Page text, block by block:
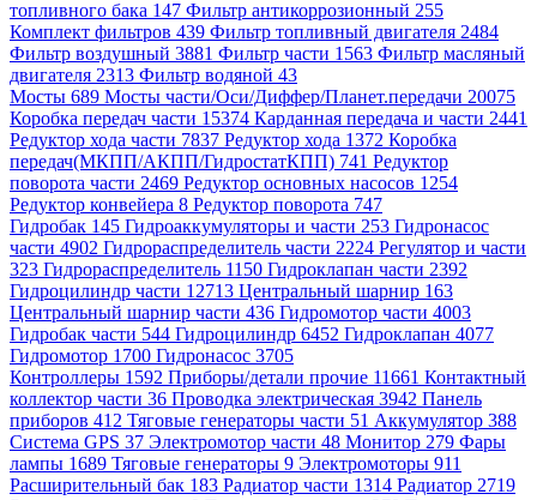
топливного бака 147 Фильтр антикоррозионный 255
Комплект фильтров 439 Фильтр топливный двигателя 2484
Фильтр воздушный 3881 Фильтр части 1563 Фильтр масляный
двигателя 2313 Фильтр водяной 43
Мосты 689 Мосты части/Оси/Диффер/Планет.передачи 20075
Коробка передач части 15374 Карданная передача и части 2441
Редуктор хода части 7837 Редуктор хода 1372 Коробка
передач(МКПП/АКПП/ГидростатКПП) 741 Редуктор
поворота части 2469 Редуктор основных насосов 1254
Редуктор конвейера 8 Редуктор поворота 747
Гидробак 145 Гидроаккумуляторы и части 253 Гидронасос
части 4902 Гидрораспределитель части 2224 Регулятор и части
323 Гидрораспределитель 1150 Гидроклапан части 2392
Гидроцилиндр части 12713 Центральный шарнир 163
Центральный шарнир части 436 Гидромотор части 4003
Гидробак части 544 Гидроцилиндр 6452 Гидроклапан 4077
Гидромотор 1700 Гидронасос 3705
Контроллеры 1592 Приборы/детали прочие 11661 Контактный
коллектор части 36 Проводка электрическая 3942 Панель
приборов 412 Тяговые генераторы части 51 Аккумулятор 388
Система GPS 37 Электромотор части 48 Монитор 279 Фары
лампы 1689 Тяговые генераторы 9 Электромоторы 911
Расширительный бак 183 Радиатор части 1314 Радиатор 2719